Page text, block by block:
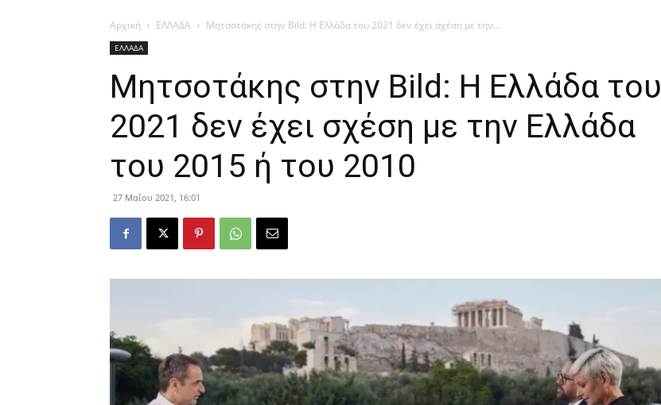
Αρχική ΕΛΛΑΔΑ Μητσοτάκης στην Bild: Η Ελλάδα του 2021 δεν έχει σχέση με την...
ΕΛΛΑΔΑ
Μητσοτάκης στην Bild: Η Ελλάδα του
2021 δεν έχει σχέση με την Ελλάδα
του 2015 ή του 2010
27 Μαΐου 2021, 16:01